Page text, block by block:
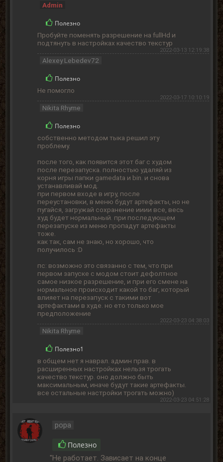
Admin
Полезно
Пробуйте поменять разрешение на fullHd и
подтянуть в настройках качество текстур
2022-03-13 12:19:38
Alexey Lebedev72
Полезно
Не помогло
2022-03-17 10:10:19
Nikita Rhyme
Полезно
собственно методом тыка решил эту
проблему.
после того, как появится этот баг с худом
после перезапуска. полностью удаляй из
корня игры папки gamedata и bin. и снова
устанавливай мод.
при первом входе в игру, после
переустановки, в меню будут артефакты, но не
пугайся, загружай сохранение ииии все, весь
худ будет нормальный. при последующем
перезапуске из меню пропадут артефакты
тоже.
как так, сам не знаю, но хорошо, что
получилось :D
пс: возможно это связанно с тем, что при
первом запуске с модом стоит дефолтное
самое низкое разрешение, и при его смене на
нормальное происходит какой то баг, который
влияет на перезапуск с такими вот
артефактами в худе. но ето только мое
предположение
2022-03-23 04:38:03
Nikita Rhyme
Полезно1
в общем нет я наврал. админ прав. в
расширенных настройках нельзя трогать
качество текстур. оно должно быть
максимальным, иначе будут такие артефакты.
все остальные настройки трогать можно)
2022-03-23 04:51:28
popa
Полезно
"Не работает. Зависает на конце